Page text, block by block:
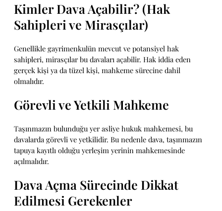
Kimler Dava Açabilir? (Hak
Sahipleri ve Mirasçılar)
Genellikle gayrimenkulün mevcut ve potansiyel hak
sahipleri, mirasçılar bu davaları açabilir. Hak iddia eden
gerçek kişi ya da tüzel kişi, mahkeme sürecine dahil
olmalıdır.
Görevli ve Yetkili Mahkeme
Taşınmazın bulunduğu yer asliye hukuk mahkemesi, bu
davalarda görevli ve yetkilidir. Bu nedenle dava, taşınmazın
tapuya kayıtlı olduğu yerleşim yerinin mahkemesinde
açılmalıdır.
Dava Açma Sürecinde Dikkat
Edilmesi Gerekenler